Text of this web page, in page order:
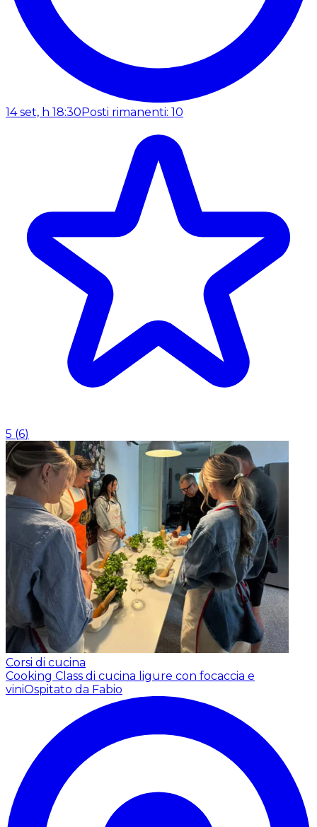
14 set, h 18:30Posti rimanenti: 10
5 (6)
Corsi di cucina
Cooking Class di cucina ligure con focaccia e
viniOspitato da Fabio